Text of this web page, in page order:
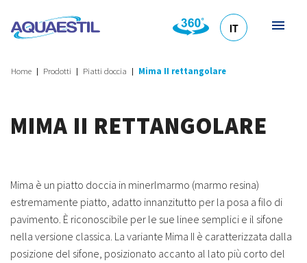
IT
Home Prodotti Piatti doccia Mima II rettangolare
MIMA II RETTANGOLARE
Mima è un piatto doccia in minerlmarmo (marmo resina)
estremamente piatto, adatto innanzitutto per la posa a filo di
pavimento. È riconoscibile per le sue linee semplici e il sifone
nella versione classica. La variante Mima II è caratterizzata dalla
posizione del sifone, posizionato accanto al lato più corto del